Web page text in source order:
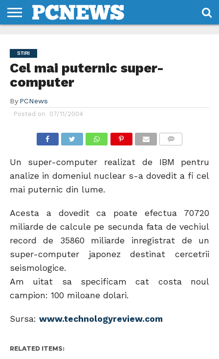
NOI
SI
CONDITII
STIRI
Cel mai puternic super-
computer
By PCNews
Posted on 07/11/2004
Un super-computer realizat de IBM pentru
analize in domeniul nuclear s-a dovedit a fi cel
mai puternic din lume.
Acesta a dovedit ca poate efectua 70720
miliarde de calcule pe secunda fata de vechiul
record de 35860 miliarde inregistrat de un
super-computer japonez destinat cercetrii
seismologice.
Am uitat sa specificam cat costa noul
campion: 100 miloane dolari.
Sursa: www.technologyreview.com
RELATED ITEMS: